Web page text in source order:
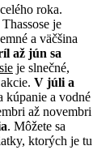
roka.
je
a väčšina
až jún sa
je slnečné,
V júli a
kúpanie a vodné
až novembri
. Môžete sa
ktorých je tu